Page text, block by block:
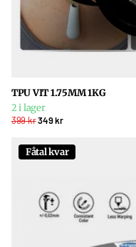
TPU VIT 1.75MM 1KG
2 i lager
399 kr349 kr
Fåtal kvar